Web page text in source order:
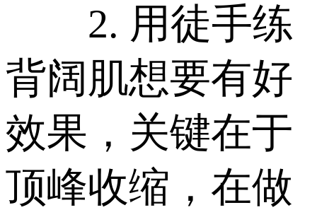
2. 用徒手练
背阔肌想要有好
效果，关键在于
顶峰收缩，在做